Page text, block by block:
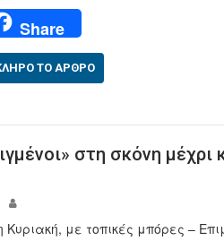
Share
ΤΟ ΆΡΘΡΟ
στη σκόνη
με τοπικές μπόρες –